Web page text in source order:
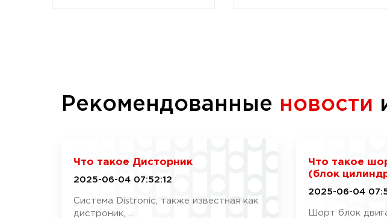
Рекомендованные новости
Что такое Дисторник
2025-06-04 07:52:12
Система Distronic, также известная как
дистроник, ...
Что такое
(блок
2025-06-04
Шорт блок